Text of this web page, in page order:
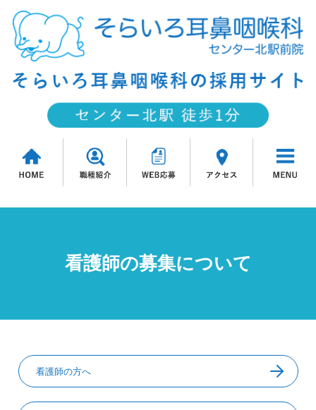
看護師の募集について
看護師の方へ